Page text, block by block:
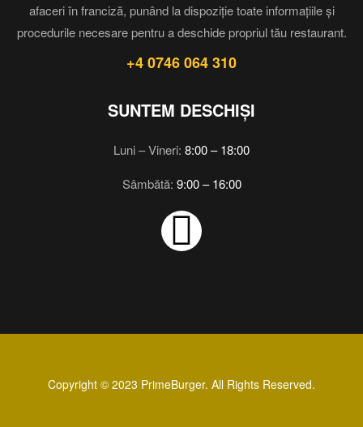
afaceri în franciză, punând la dispoziție toate informațiile și
procedurile necesare pentru a deschide propriul tău restaurant.
+4 0746 064 310
SUNTEM DESCHIȘI
Luni – Vineri: 8:00 – 18:00
Sâmbătă: 9:00 – 16:00
Copyright © 2023 PrimeBurger. All Rights Reserved.